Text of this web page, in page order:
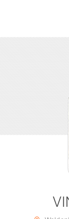
beim
trägt das
sich denken.
sein
nicht nur mit
charmant
ACHTUNG: